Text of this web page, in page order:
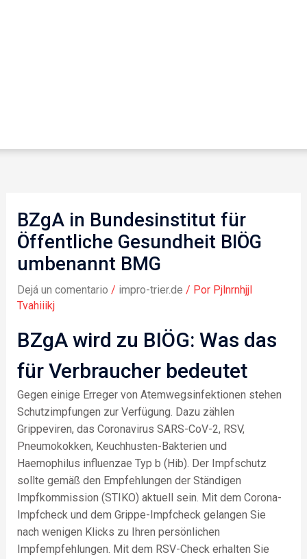
BZgA in Bundesinstitut für
Öffentliche Gesundheit BIÖG
umbenannt BMG
Dejá un comentario / impro-trier.de / Por Pjlnrnhjjl
Tvahiiikj
BZgA wird zu BIÖG: Was das
für Verbraucher bedeutet
Gegen einige Erreger von Atemwegsinfektionen stehen
Schutzimpfungen zur Verfügung. Dazu zählen
Grippeviren, das Coronavirus SARS-CoV-2, RSV,
Pneumokokken, Keuchhusten-Bakterien und
Haemophilus influenzae Typ b (Hib). Der Impfschutz
sollte gemäß den Empfehlungen der Ständigen
Impfkommission (STIKO) aktuell sein. Mit dem Corona-
Impfcheck und dem Grippe-Impfcheck gelangen Sie
nach wenigen Klicks zu Ihren persönlichen
Impfempfehlungen. Mit dem RSV-Check erhalten Sie